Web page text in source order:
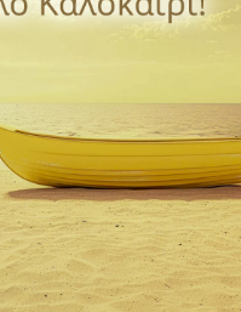
Εικόνες Παναγίας
μνημόσυνο
ΠΑΣΧΑ
ΤΟ ΜΙΚΡΌ